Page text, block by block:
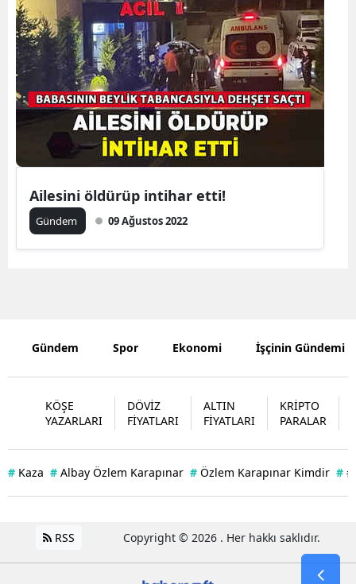
Kastamonu
Kayseri
Kırklareli
Malatya
Mardin
Muğla
Muş
Nevşehir
Niğde
Rize
Sakarya
Ailesini öldürüp intihar etti!
Gündem 09 Ağustos 2022
Gündem Spor Ekonomi İşçinin Gündemi
KÖŞE
YAZARLARI
DÖVİZ
FİYATLARI
ALTIN
FİYATLARI
KRİPTO
PARALAR
# Kaza # Albay Özlem Karapınar # Özlem Karapınar Kimdir #
RSS Copyright © 2026 . Her hakkı saklıdır.